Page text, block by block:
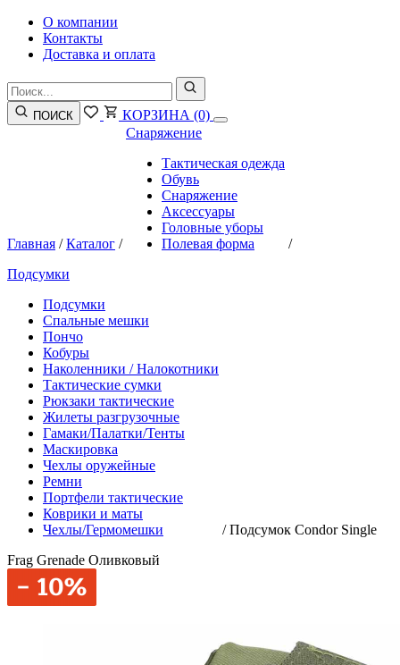
О компании
Контакты
Доставка и оплата
ПОИСК КОРЗИНА (0)
Главная /Каталог /
Снаряжение
Тактическая одежда
Обувь
Снаряжение
Аксессуары
Головные уборы
Полевая форма
/
Подсумки
Подсумки
Спальные мешки
Пончо
Кобуры
Наколенники / Налокотники
Тактические сумки
Рюкзаки тактические
Жилеты разгрузочные
Гамаки/Палатки/Тенты
Маскировка
Чехлы оружейные
Ремни
Портфели тактические
Коврики и маты
Чехлы/Гермомешки
/Подсумок Condor Single
Frag Grenade Оливковый